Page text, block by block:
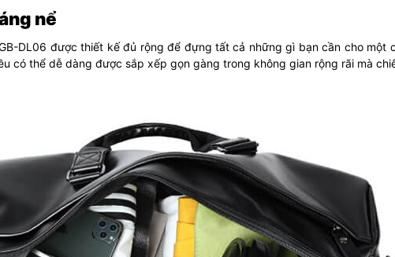
nể
DL06 được thiết kế đủ rộng để đựng tất cả những gì bạn cần cho một
có thể dễ dàng được sắp xếp gọn gàng trong không gian rộng rãi mà